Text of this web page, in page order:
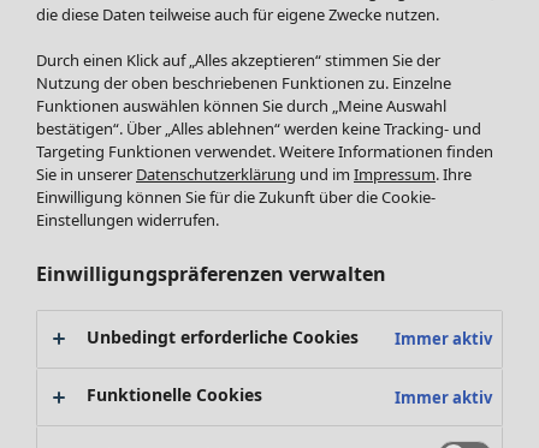
Hosen
Röcke
Jacken & Mäntel
Leggings /Strumpfhosen
Accessoires
Schuhe
Bademode
Basics
SALE Zuhause
Alle anzeigen
Teppiche
die diese Daten teilweise auch für eigene Zwecke nutzen.
Durch einen Klick auf „Alles akzeptieren“ stimmen Sie der
Nutzung der oben beschriebenen Funktionen zu. Einzelne
Funktionen auswählen können Sie durch „Meine Auswahl
bestätigen“. Über „Alles ablehnen“ werden keine Tracking- und
Targeting Funktionen verwendet. Weitere Informationen finden
Sie in unserer Datenschutzerklärung und im Impressum. Ihre
Einwilligung können Sie für die Zukunft über die Cookie-
Einstellungen widerrufen.
Einwilligungspräferenzen verwalten
Unbedingt erforderliche Cookies Immer aktiv
Funktionelle Cookies Immer aktiv